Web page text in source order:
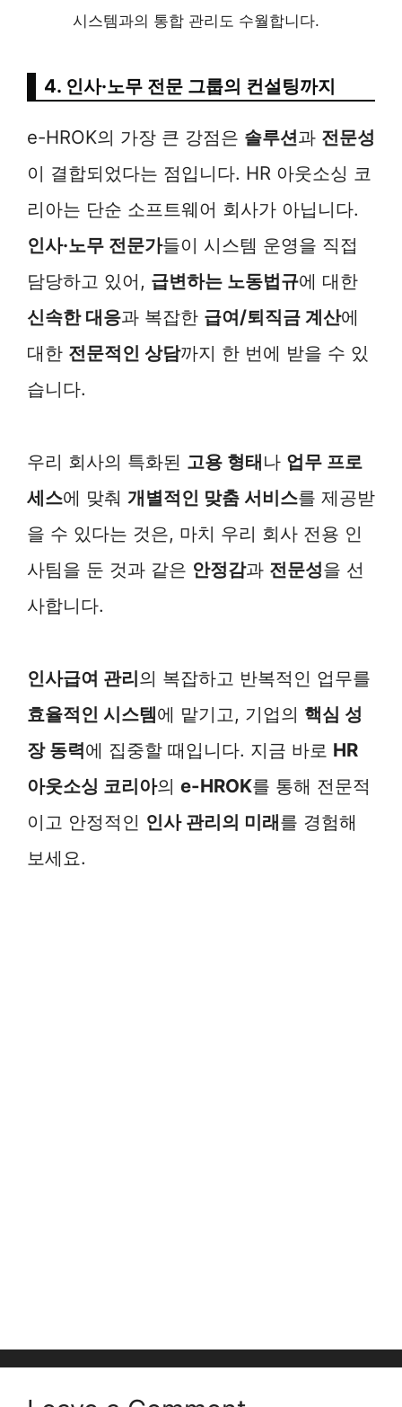
시스템과의 통합 관리도 수월합니다.
4. 인사·노무 전문 그룹의 컨설팅까지
e-HROK의 가장 큰 강점은 솔루션과 전문성
이 결합되었다는 점입니다. HR 아웃소싱 코
리아는 단순 소프트웨어 회사가 아닙니다.
인사·노무 전문가들이 시스템 운영을 직접
담당하고 있어, 급변하는 노동법규에 대한
신속한 대응과 복잡한 급여/퇴직금 계산에
대한 전문적인 상담까지 한 번에 받을 수 있
습니다.
우리 회사의 특화된 고용 형태나 업무 프로
세스에 맞춰 개별적인 맞춤 서비스를 제공받
을 수 있다는 것은, 마치 우리 회사 전용 인
사팀을 둔 것과 같은 안정감과 전문성을 선
사합니다.
인사급여 관리의 복잡하고 반복적인 업무를
효율적인 시스템에 맡기고, 기업의 핵심 성
장 동력에 집중할 때입니다. 지금 바로 HR
아웃소싱 코리아의 e-HROK를 통해 전문적
이고 안정적인 인사 관리의 미래를 경험해
보세요.